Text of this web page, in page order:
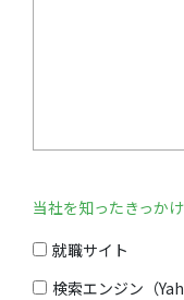
当社を知ったきっかけ
就職サイト
検索エンジン（